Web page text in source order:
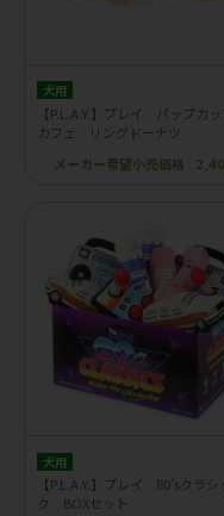
犬用
【P.L.A.Y.】プレイ パップカッ
カフェ リングドーナツ
メーカー希望小売価格
犬用
【P.L.A.Y.】プレイ 80'sクラシ
ク BOXセット